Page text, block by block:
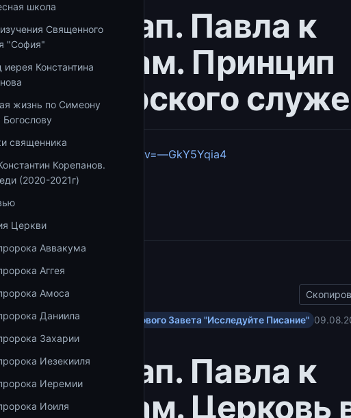
школа
Священного
"София"
иерея Константина
жизнь по Симеону
священника
Корепанов.
(2020-2021г)
Церкви
Аввакума
Аггея
Амоса
Даниила
Захарии
Иезекииля
Иеремии
Иоиля
ап. Павла к
Принцип
www.youtube.com/watch?v=—GkY5Yqia4
в избранное
Архивы
апостольским посланиям Нового Завета "Исследуйте Писание"
ап. Павла к
Церковь